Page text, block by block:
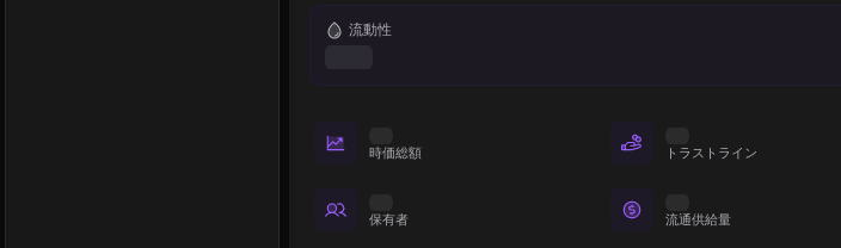
流動性
時価総額 トラストライン
保有者 流通供給量